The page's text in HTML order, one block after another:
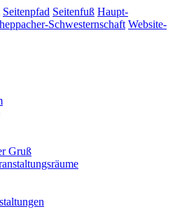
Seitenpfad Seitenfuß Haupt-
Schwesternschaft Website-
Gruß